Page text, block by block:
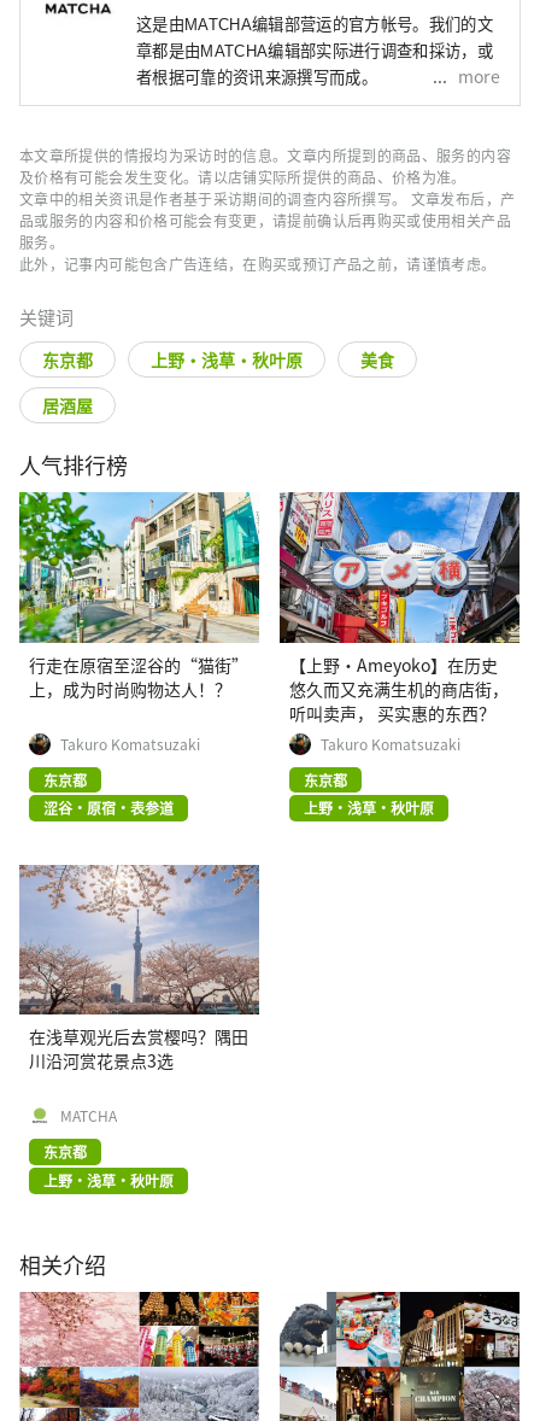
这是由MATCHA编辑部营运的官方帐号。我们的文
章都是由MATCHA编辑部实际进行调查和採访，或
者根据可靠的资讯来源撰写而成。
more
本文章所提供的情报均为采访时的信息。文章内所提到的商品、服务的内容
及价格有可能会发生变化。请以店铺实际所提供的商品、价格为准。
文章中的相关资讯是作者基于采访期间的调查内容所撰写。 文章发布后，产
品或服务的内容和价格可能会有变更，请提前确认后再购买或使用相关产品
服务。
此外，记事内可能包含广告连结，在购买或预订产品之前，请谨慎考虑。
关键词
东京都 上野・浅草・秋叶原
美食
居酒屋
人气排行榜
行走在原宿至涩谷的“猫街”
上，成为时尚购物达人！？
Takuro Komatsuzaki
东京都
涩谷・原宿・表参道
【上野·Ameyoko】在历史
悠久而又充满生机的商店街，
听叫卖声， 买实惠的东西？
Takuro Komatsuzaki
东京都
上野・浅草・秋叶原
在浅草观光后去赏樱吗？隅田
川沿河赏花景点3选
MATCHA
东京都
上野・浅草・秋叶原
相关介绍